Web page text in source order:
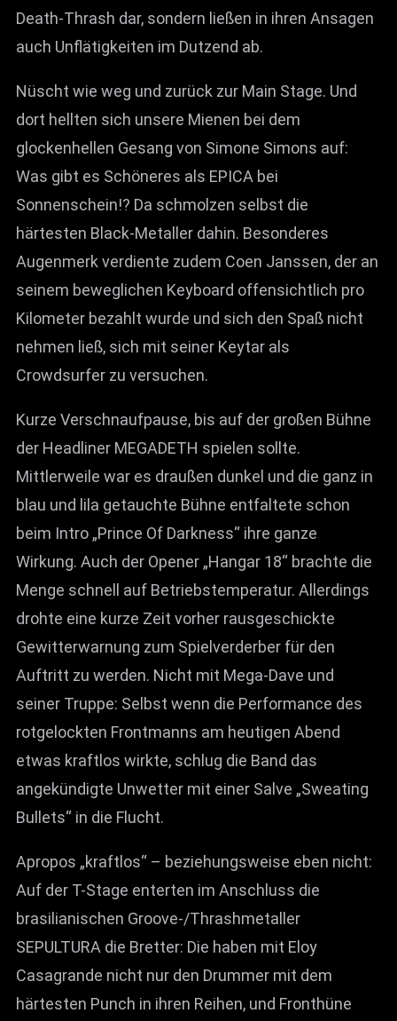
Death-Thrash dar, sondern ließen in ihren Ansagen
auch Unflätigkeiten im Dutzend ab.
Nüscht wie weg und zurück zur Main Stage. Und
dort hellten sich unsere Mienen bei dem
glockenhellen Gesang von Simone Simons auf:
Was gibt es Schöneres als EPICA bei
Sonnenschein!? Da schmolzen selbst die
härtesten Black-Metaller dahin. Besonderes
Augenmerk verdiente zudem Coen Janssen, der an
seinem beweglichen Keyboard offensichtlich pro
Kilometer bezahlt wurde und sich den Spaß nicht
nehmen ließ, sich mit seiner Keytar als
Crowdsurfer zu versuchen.
Kurze Verschnaufpause, bis auf der großen Bühne
der Headliner MEGADETH spielen sollte.
Mittlerweile war es draußen dunkel und die ganz in
blau und lila getauchte Bühne entfaltete schon
beim Intro „Prince Of Darkness“ ihre ganze
Wirkung. Auch der Opener „Hangar 18“ brachte die
Menge schnell auf Betriebstemperatur. Allerdings
drohte eine kurze Zeit vorher rausgeschickte
Gewitterwarnung zum Spielverderber für den
Auftritt zu werden. Nicht mit Mega-Dave und
seiner Truppe: Selbst wenn die Performance des
rotgelockten Frontmanns am heutigen Abend
etwas kraftlos wirkte, schlug die Band das
angekündigte Unwetter mit einer Salve „Sweating
Bullets“ in die Flucht.
Apropos „kraftlos“ – beziehungsweise eben nicht:
Auf der T-Stage enterten im Anschluss die
brasilianischen Groove-/Thrashmetaller
SEPULTURA die Bretter: Die haben mit Eloy
Casagrande nicht nur den Drummer mit dem
härtesten Punch in ihren Reihen, und Fronthüne